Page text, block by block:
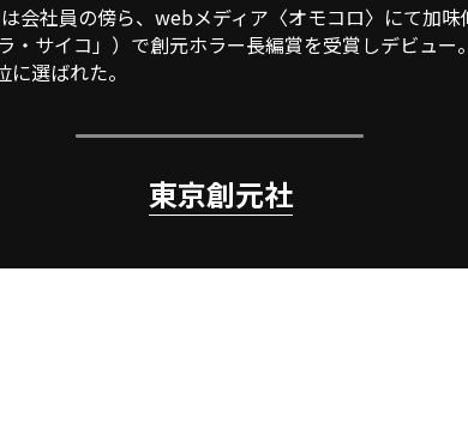
会社員の傍ら、webメディア〈オモコロ〉にて加味
・サイコ」）で創元ホラー長編賞を受賞しデビュ
選ばれた。
東京創元社